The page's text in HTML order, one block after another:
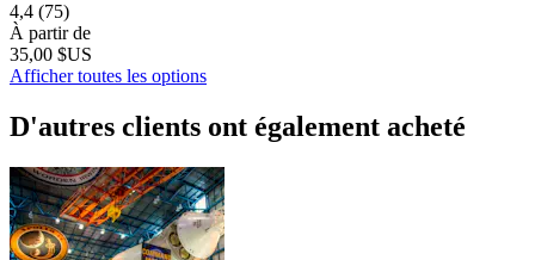
4,4 (75)
À partir de
35,00 $US
Afficher toutes les options
D'autres clients ont également acheté